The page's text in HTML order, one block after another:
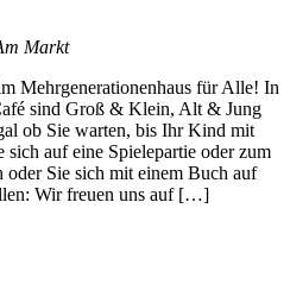
Markt
Mehrgenerationenhaus für Alle! In
sind Groß & Klein, Alt & Jung
ob Sie warten, bis Ihr Kind mit
sich auf eine Spielepartie oder zum
oder Sie sich mit einem Buch auf
Wir freuen uns auf […]